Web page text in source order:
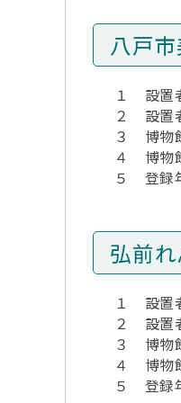
八戸
１ 設置
２ 設置
３ 博物
４ 博物
５ 登録
弘前
１ 設置
２ 設置
３ 博物
４ 博物
５ 登録